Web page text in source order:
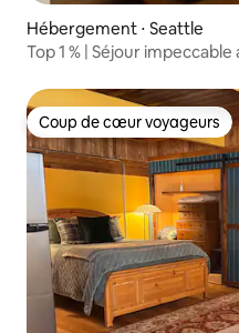
Hébergement ⋅ Seattle
Top 1 % | Séjour impeccable
Coup de cœur voyageurs
Coup de cœur voyageurs